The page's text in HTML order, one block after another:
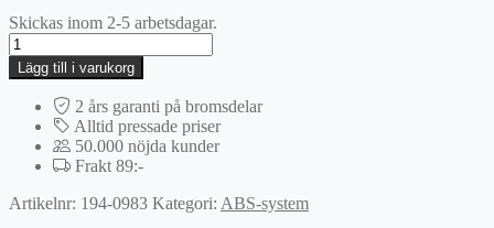
priset
443 kr.
priset
332,25 kr.
Skickas inom 2-5 arbetsdagar.
ABS-
givare
mängd
Lägg till i varukorg
2 års garanti på bromsdelar
Alltid pressade priser
50.000 nöjda kunder
Frakt 89:-
Artikelnr: 194-0983 Kategori: ABS-system